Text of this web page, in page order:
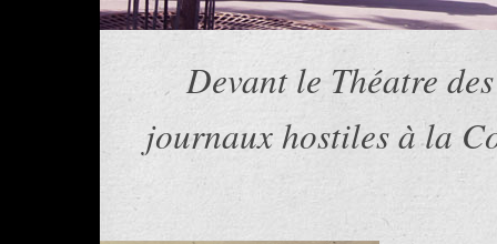
Devant le Théatre
journaux hostiles à la